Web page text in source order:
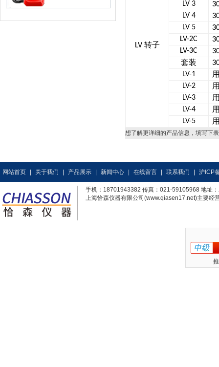
LV 转子
LV 3
LV 4
LV 5
LV-2C
LV-3C
套装
LV-1
LV-2
LV-3
LV-4
LV-5
想了解更详细的产品信息，填写下
网站首页 关于我们 产品展示 新闻中心 在线留言 联系我们 沪ICP
手机：18701943382 传真：021-59105968 地址
上海恰森仪器有限公司(www.qiasen17.net)主要经